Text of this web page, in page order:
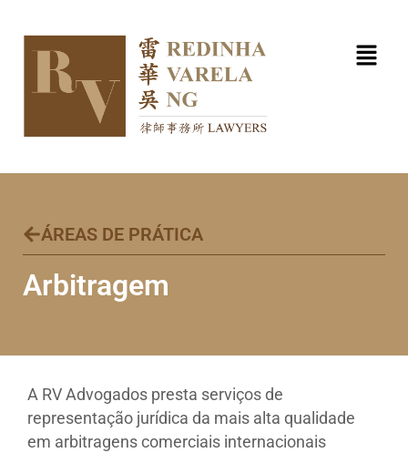
content
ÁREAS DE PRÁTICA
Arbitragem
A RV Advogados presta serviços de
representação jurídica da mais alta qualidade
em arbitragens comerciais internacionais